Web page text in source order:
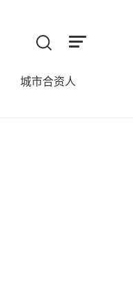
城市合资人